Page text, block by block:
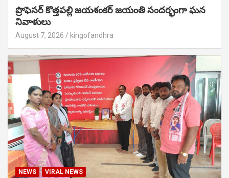
ప్రొఫెసర్ కొత్తపల్లి జయశంకర్ జయంతి సందర్భంగా ఘన
నివాళులు
August 7, 2026 kingofandhra
NEWS VIRAL NEWS